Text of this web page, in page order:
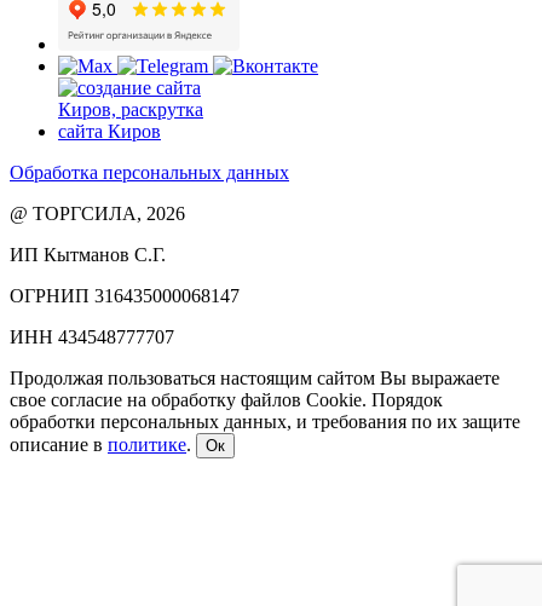
Обработка персональных данных
@ ТОРГСИЛА, 2026
ИП Кытманов С.Г.
ОГРНИП 316435000068147
ИНН 434548777707
Продолжая пользоваться настоящим сайтом Вы выражаете
свое согласие на обработку файлов Cookie. Порядок
обработки персональных данных, и требования по их защите
описание в политике. Ок